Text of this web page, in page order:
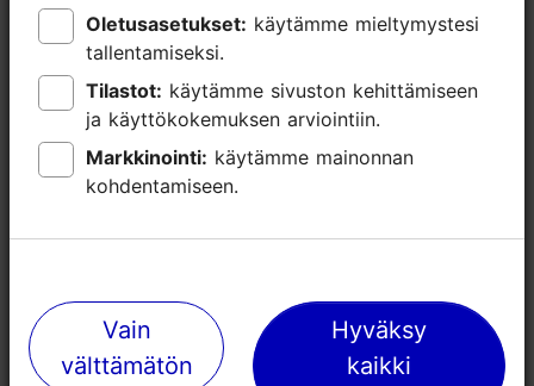
Lähellä olevia paikkoja
Oletusasetukset:
tallentamiseksi.
Tilastot:
ja käyttökokemuksen arviointiin.
Markkinointi:
kohdentamiseen.
Vain
välttämätön
Hyväksy
kaikki
Oletusasetukset:
tallentamiseksi.
Tilastot:
ja käyttökokemuksen arviointiin.
Markkinointi:
kohdentamiseen.
Vain
välttämätön
Hyväksy
kaikki